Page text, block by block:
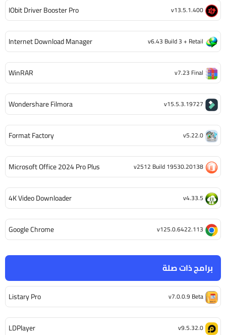
برامج ذات صلة
Listary Pro v7.0.0.9 Beta
LDPlayer v9.5.32.0
IObit Driver Booster Pro v13.5.1.400
Internet Download Manager v6.43 Build 3 + Retail
WinRAR v7.23 Final
Wondershare Filmora v15.5.3.19727
Format Factory v5.22.0
Microsoft Office 2024 Pro Plus v2512 Build 19530.20138
4K Video Downloader v4.33.5
Google Chrome v125.0.6422.113